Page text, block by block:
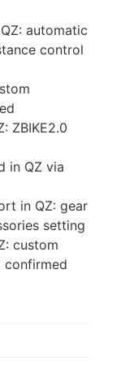
automatic
control
ZBIKE2.0
in QZ via
in QZ: gear
setting
custom
confirmed